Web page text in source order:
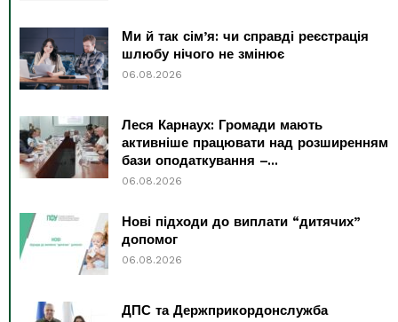
Ми й так сім’я: чи справді реєстрація
шлюбу нічого не змінює
06.08.2026
Леся Карнаух: Громади мають
активніше працювати над розширенням
бази оподаткування –...
06.08.2026
Нові підходи до виплати “дитячих”
допомог
06.08.2026
ДПС та Держприкордонслужба